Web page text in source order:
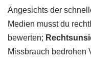
Angesichts der
Medien musst du
bewerten;
Missbrauch bedrohen